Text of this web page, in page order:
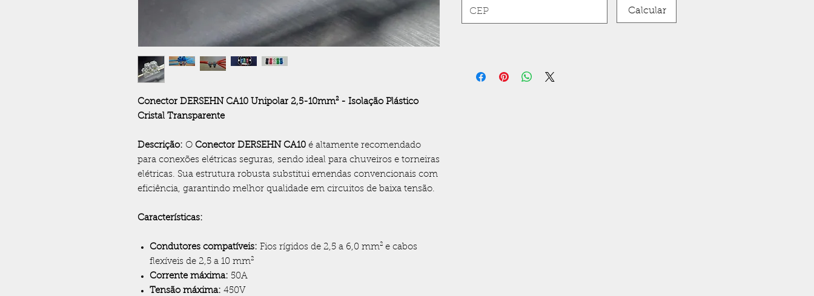
Conector DERSEHN CA10 Unipolar 2,5-10mm² - Isolação Plástico
Cristal Transparente
Descrição: O Conector DERSEHN CA10 é altamente recomendado
para conexões elétricas seguras, sendo ideal para chuveiros e torneiras
elétricas. Sua estrutura robusta substitui emendas convencionais com
eficiência, garantindo melhor qualidade em circuitos de baixa tensão.
Características:
Condutores compatíveis: Fios rígidos de 2,5 a 6,0 mm² e cabos
flexíveis de 2,5 a 10 mm²
Corrente máxima: 50A
Tensão máxima: 450V
Calcular